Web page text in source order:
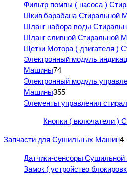
Фильтр помпы ( насоса )
Шкив барабана Стиральной
Шланг набора воды
Шланг сливной Стиральной
Щетки Мотора ( двигателя )
Электронный модуль
Машины74
Электронный модуль
Машины355
Элементы управления
Кнопки ( включатели )
Запчасти для Сушильных Машин4
Датчики-сенсоры
Замок ( устройство